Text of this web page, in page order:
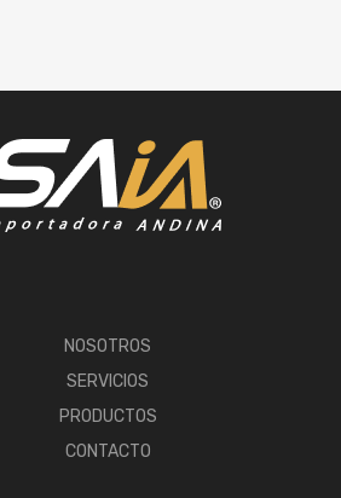
NOSOTROS
SERVICIOS
PRODUCTOS
CONTACTO